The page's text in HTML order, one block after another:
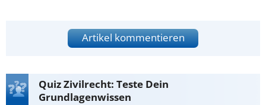
Artikel kommentieren
Quiz Zivilrecht: Teste Dein
Grundlagenwissen